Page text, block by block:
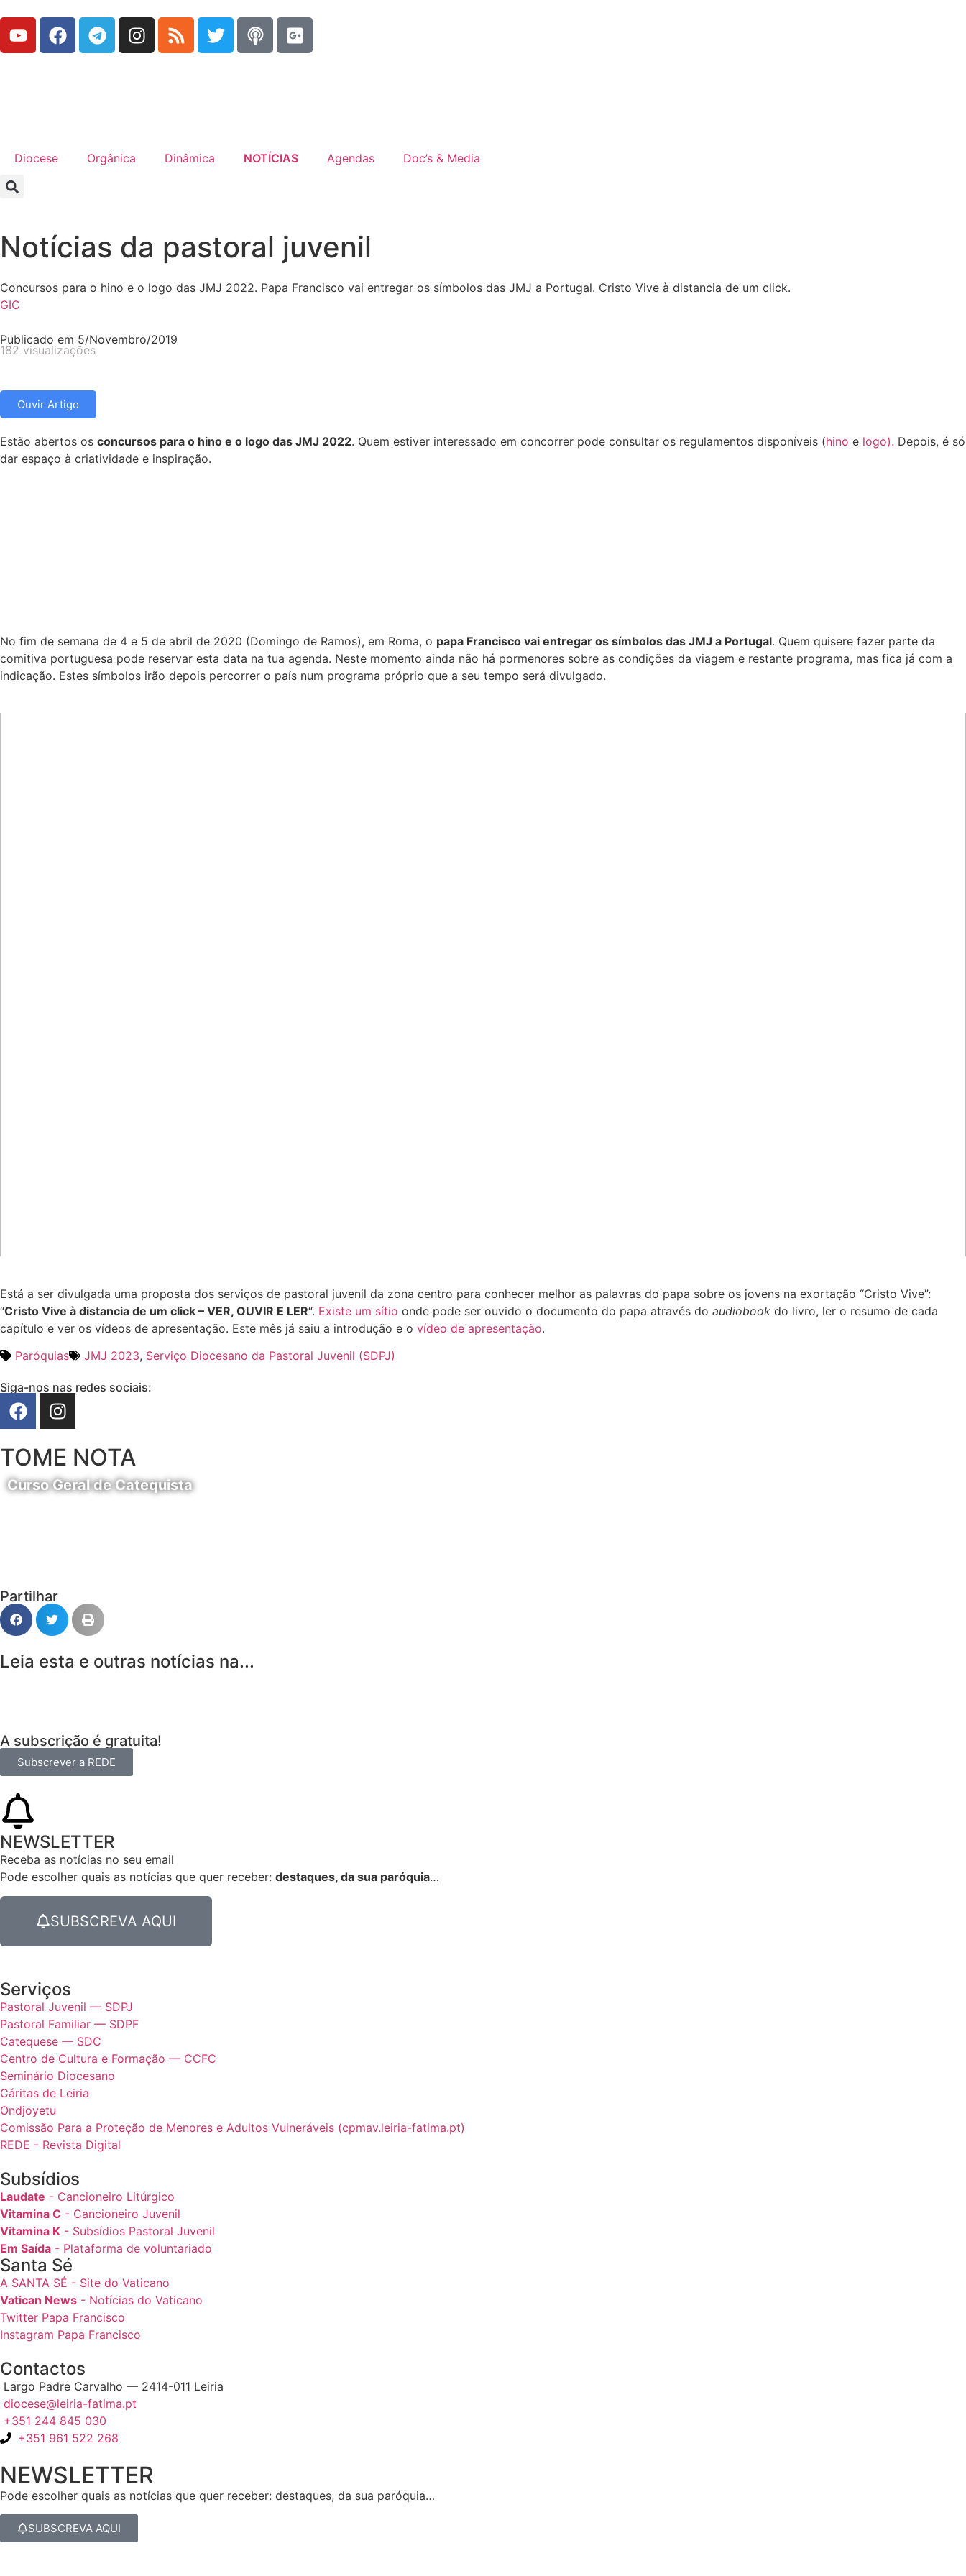
Diocese Orgânica Dinâmica NOTÍCIAS Agendas Doc’s & Media
Notícias da pastoral juvenil
Concursos para o hino e o logo das JMJ 2022. Papa Francisco vai entregar os símbolos das JMJ a Portugal. Cristo Vive à distancia de um click.
GIC
Publicado em 5/Novembro/2019
182 visualizações
Ouvir Artigo
Estão abertos os concursos para o hino e o logo das JMJ 2022. Quem estiver interessado em concorrer pode consultar os regulamentos disponíveis (hino e logo). Depois, é só
dar espaço à criatividade e inspiração.
No fim de semana de 4 e 5 de abril de 2020 (Domingo de Ramos), em Roma, o papa Francisco vai entregar os símbolos das JMJ a Portugal. Quem quisere fazer parte da
comitiva portuguesa pode reservar esta data na tua agenda. Neste momento ainda não há pormenores sobre as condições da viagem e restante programa, mas fica já com a
indicação. Estes símbolos irão depois percorrer o país num programa próprio que a seu tempo será divulgado.
Está a ser divulgada uma proposta dos serviços de pastoral juvenil da zona centro para conhecer melhor as palavras do papa sobre os jovens na exortação “Cristo Vive”:
“Cristo Vive à distancia de um click – VER, OUVIR E LER“. Existe um sítio onde pode ser ouvido o documento do papa através do audiobook do livro, ler o resumo de cada
capítulo e ver os vídeos de apresentação. Este mês já saiu a introdução e o vídeo de apresentação.
Paróquias
JMJ 2023, Serviço Diocesano da Pastoral Juvenil (SDPJ)
Siga-nos nas redes sociais:
TOME NOTA
Curso Geral de Catequista
Partilhar
Leia esta e outras notícias na...
A subscrição é gratuita!
Subscrever a REDE
NEWSLETTER
Receba as notícias no seu email​
Pode escolher quais as notícias que quer receber: destaques, da sua paróquia…
SUBSCREVA AQUI
Serviços
Pastoral Juvenil — SDPJ
Pastoral Familiar — SDPF
Catequese — SDC
Centro de Cultura e Formação — CCFC
Seminário Diocesano
Cáritas de Leiria
Ondjoyetu
Comissão Para a Proteção de Menores e Adultos Vulneráveis (cpmav.leiria-fatima.pt)
REDE - Revista Digital
Subsídios
Laudate - Cancioneiro Litúrgico
Vitamina C - Cancioneiro Juvenil
Vitamina K - Subsídios Pastoral Juvenil
Em Saída - Plataforma de voluntariado
Santa Sé
A SANTA SÉ - Site do Vaticano
Vatican News - Notícias do Vaticano
Twitter Papa Francisco
Instagram Papa Francisco
Contactos
Largo Padre Carvalho — 2414-011 Leiria
diocese@leiria-fatima.pt
+351 244 845 030
+351 961 522 268
NEWSLETTER
Pode escolher quais as notícias que quer receber: destaques, da sua paróquia…
SUBSCREVA AQUI